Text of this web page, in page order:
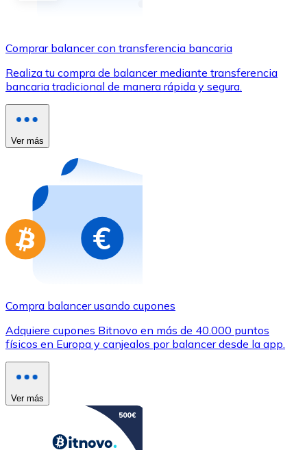
Utiliza tarjetas Visa y Mastercard para comprar
Comprar con tarjeta
Compra tarjetas regalo de tus marcas favoritas con
Ir a la tienda de tarjetas regalo
Comprar balancer con transferencia bancaria
Realiza tu compra de balancer mediante transferencia
bancaria tradicional de manera rápida y segura.
Ver más
Compra balancer usando cupones
Adquiere cupones Bitnovo en más de 40.000 puntos
físicos en Europa y canjealos por balancer desde la app.
Ver más